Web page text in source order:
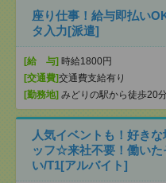
座り仕事！給与即払い
タ入力[派遣]
[給 与] 時給1800円
[交通費]交通費支給有り
[勤務地] みどりの駅から徒歩20
人気イベントも！好き
ッフ☆来社不要！働いた
い/T1[アルバイト]